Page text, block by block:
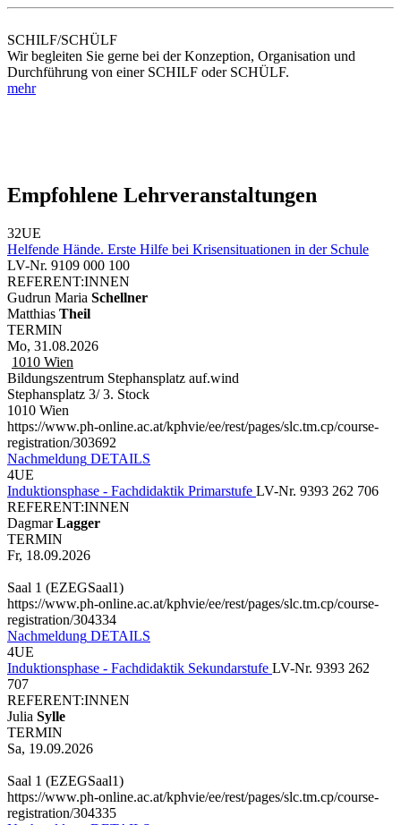
SCHILF/SCHÜLF
Wir begleiten Sie gerne bei der Konzeption, Organisation und
Durchführung von einer SCHILF oder SCHÜLF.
mehr
Empfohlene Lehrveranstaltungen
32UE
Helfende Hände. Erste Hilfe bei Krisensituationen in der Schule
LV-Nr. 9109 000 100
REFERENT:INNEN
Gudrun Maria Schellner
Matthias Theil
TERMIN
Mo, 31.08.2026
1010 Wien
Bildungszentrum Stephansplatz auf.wind
Stephansplatz 3/ 3. Stock
1010 Wien
https://www.ph-online.ac.at/kphvie/ee/rest/pages/slc.tm.cp/course-
registration/303692
Nachmeldung DETAILS
4UE
Induktionsphase - Fachdidaktik Primarstufe LV-Nr. 9393 262 706
REFERENT:INNEN
Dagmar Lagger
TERMIN
Fr, 18.09.2026
Saal 1 (EZEGSaal1)
https://www.ph-online.ac.at/kphvie/ee/rest/pages/slc.tm.cp/course-
registration/304334
Nachmeldung DETAILS
4UE
Induktionsphase - Fachdidaktik Sekundarstufe LV-Nr. 9393 262
707
REFERENT:INNEN
Julia Sylle
TERMIN
Sa, 19.09.2026
Saal 1 (EZEGSaal1)
https://www.ph-online.ac.at/kphvie/ee/rest/pages/slc.tm.cp/course-
registration/304335